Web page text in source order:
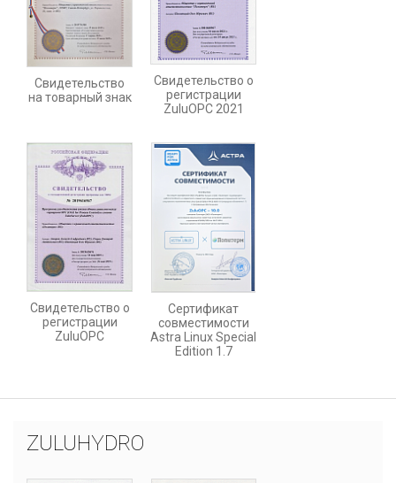
Свидетельство
на товарный знак
Свидетельство о
регистрации
ZuluOPC 2021
Свидетельство о
регистрации
ZuluOPC
Сертификат
совместимости
Astra Linux Special
Edition 1.7
ZULUHYDRO